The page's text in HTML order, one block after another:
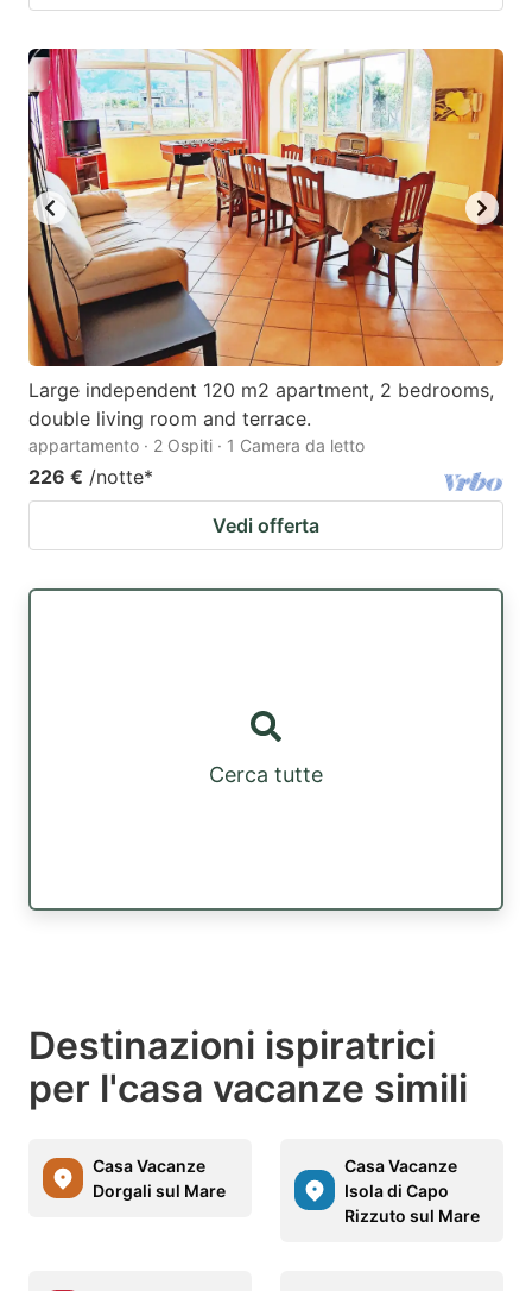
Large independent 120 m2 apartment, 2 bedrooms,
double living room and terrace.
appartamento · 2 Ospiti · 1 Camera da letto
226 € /notte*
Vedi offerta
Cerca tutte
Destinazioni ispiratrici
per l'casa vacanze simili
Casa Vacanze
Dorgali sul Mare
Casa Vacanze
Isola di Capo
Rizzuto sul Mare